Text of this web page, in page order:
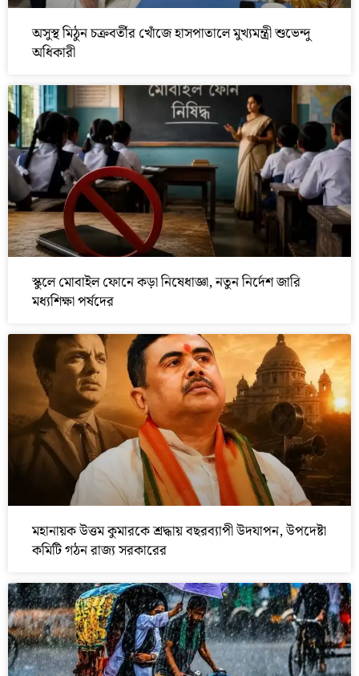
অসুস্থ মিঠুন চক্রবর্তীর খোঁজে হাসপাতালে মুখ্যমন্ত্রী শুভেন্দু
অধিকারী
স্কুলে মোবাইল ফোনে কড়া নিষেধাজ্ঞা, নতুন নির্দেশ জারি
মধ্যশিক্ষা পর্ষদের
মহানায়ক উত্তম কুমারকে শ্রদ্ধায় বছরব্যাপী উদযাপন, উপদেষ্টা
কমিটি গঠন রাজ্য সরকারের